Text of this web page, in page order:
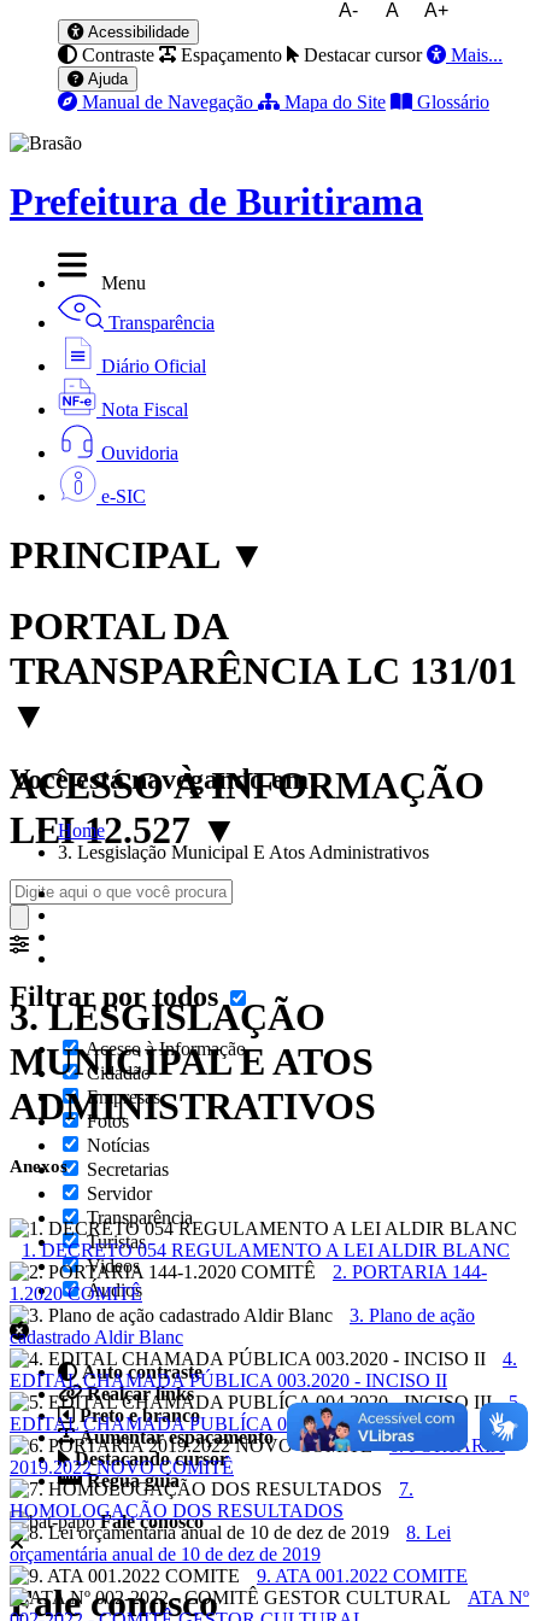
A- A A+
Acessibilidade
Contraste Espaçamento Destacar cursor Mais...
Ajuda
Manual de Navegação Mapa do Site Glossário
Prefeitura de Buritirama
Menu
Transparência
Diário Oficial
Nota Fiscal
Ouvidoria
e-SIC
PRINCIPAL ▼
PORTAL DA
TRANSPARÊNCIA LC 131/01
▼
ACESSO À INFORMAÇÃO
LEI 12.527 ▼
Filtrar por todos
Acesso à Informação
Cidadão
Empresas
Fotos
Notícias
Secretarias
Servidor
Transparência
Turistas
Videos
Áudios
Auto contraste
Realçar links
Preto e branco
Aumentar espaçamento
Destacando cursor
Regua guia
Fale conosco
Fale conosco
Você está navegando em:
Home
3. Lesgislação Municipal E Atos Administrativos
3. LESGISLAÇÃO
MUNICIPAL E ATOS
ADMINISTRATIVOS
Anexos
1. DECRETO 054 REGULAMENTO A LEI ALDIR BLANC
2. PORTARIA 144-
1.2020 COMITÊ
3. Plano de ação
cadastrado Aldir Blanc
4.
EDITAL CHAMADA PÚBLICA 003.2020 - INCISO II
5.
EDITAL CHAMADA PUBLÍCA 004.2020 - INCISO III
6. PORTARIA
2019.2022 NOVO COMITÊ
7.
HOMOLOGAÇÃO DOS RESULTADOS
8. Lei
orçamentária anual de 10 de dez de 2019
9. ATA 001.2022 COMITE
ATA Nº